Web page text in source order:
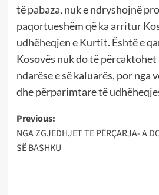
të pabaza, nuk e ndryshojnë
paqortueshëm që ka arritur
udhëheqjen e Kurtit. Është e
Kosovës nuk do të
ndarëse e së kaluarës, por
dhe përparimtare të
Post
navigation
Previous:
NGA ZGJEDHJET TE PËRÇARJA- A
SË BASHKU